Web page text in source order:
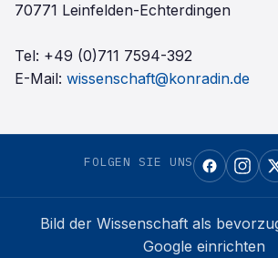
70771 Leinfelden-Echterdingen
Tel: +49 (0)711 7594-392
E-Mail: wissenschaft@konradin.de
FOLGEN SIE UNS
Bild der Wissenschaft als
Google einrichten